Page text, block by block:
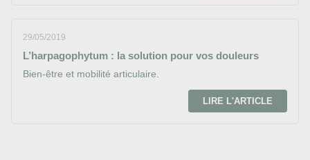
29/05/2019
L’harpagophytum : la solution pour vos douleurs
Bien-être et mobilité articulaire.
LIRE L'ARTICLE